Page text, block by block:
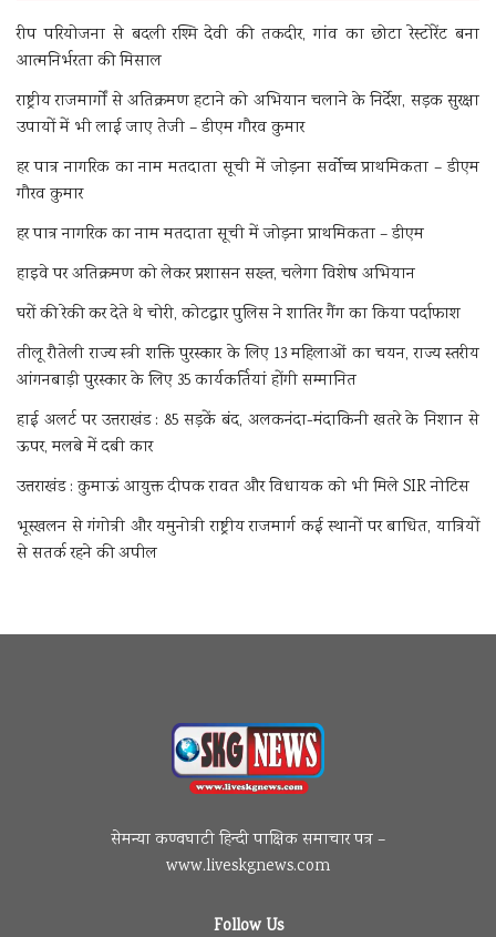
रीप परियोजना से बदली रश्मि देवी की तकदीर, गांव का छोटा रेस्टोरेंट बना
आत्मनिर्भरता की मिसाल
राष्ट्रीय राजमार्गों से अतिक्रमण हटाने को अभियान चलाने के निर्देश, सड़क सुरक्षा
उपायों में भी लाई जाए तेजी – डीएम गौरव कुमार
हर पात्र नागरिक का नाम मतदाता सूची में जोड़ना सर्वोच्च प्राथमिकता – डीएम
गौरव कुमार
हर पात्र नागरिक का नाम मतदाता सूची में जोड़ना प्राथमिकता – डीएम
हाइवे पर अतिक्रमण को लेकर प्रशासन सख्त, चलेगा विशेष अभियान
घरों की रेकी कर देते थे चोरी, कोटद्वार पुलिस ने शातिर गैंग का किया पर्दाफाश
तीलू रौतेली राज्य स्त्री शक्ति पुरस्कार के लिए 13 महिलाओं का चयन, राज्य स्तरीय
आंगनबाड़ी पुरस्कार के लिए 35 कार्यकर्तियां होंगी सम्मानित
हाई अलर्ट पर उत्तराखंड : 85 सड़कें बंद, अलकनंदा-मंदाकिनी खतरे के निशान से
ऊपर, मलबे में दबी कार
उत्तराखंड : कुमाऊं आयुक्त दीपक रावत और विधायक को भी मिले SIR नोटिस
भूस्खलन से गंगोत्री और यमुनोत्री राष्ट्रीय राजमार्ग कई स्थानों पर बाधित, यात्रियों
से सतर्क रहने की अपील
सेमन्या कण्वघाटी हिन्दी पाक्षिक समाचार पत्र –
www.liveskgnews.com
Follow Us